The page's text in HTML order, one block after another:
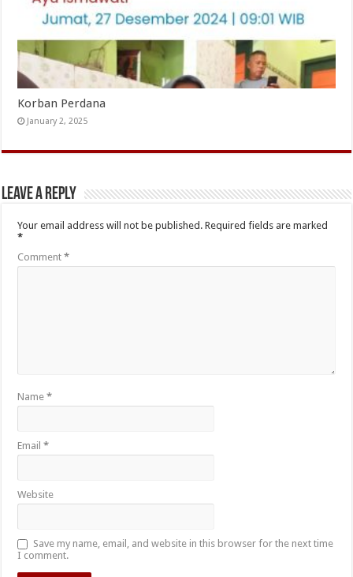
Korban Perdana
January 2, 2025
Leave a Reply
Your email address will not be published. Required fields are marked
*
Comment*
Name*
Email*
Website
Save my name, email, and website in this browser for the next time
I comment.